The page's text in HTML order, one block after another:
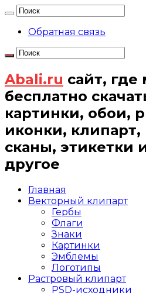
Обратная связь
Abali.ru сайт,
бесплатно
картинки, обои,
иконки,
сканы, этикетки
другое
Главная
Векторный клипарт
Гербы
Флаги
Знаки
Картинки
Эмблемы
Логотипы
Растровый клипарт
PSD-исходники